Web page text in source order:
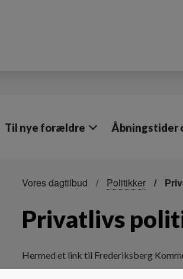
Til nye forældre Åbningstider
Vores dagtilbud Politikker
Privatlivs
Hermed et link til Frederiksberg